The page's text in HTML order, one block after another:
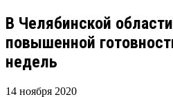
В Челябинской
повышенной
недель
14 ноября 2020